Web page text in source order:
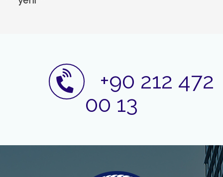
+90 212 472
00 13